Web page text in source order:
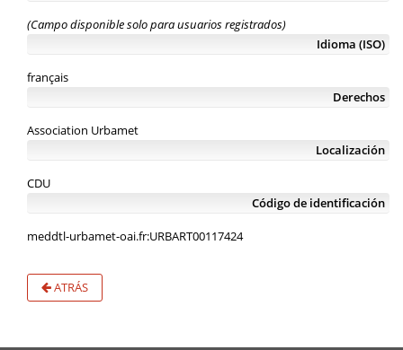
(Campo disponible solo para usuarios registrados)
Idioma (ISO)
français
Derechos
Association Urbamet
Localización
CDU
Código de identificación
meddtl-urbamet-oai.fr:URBART00117424
ATRÁS